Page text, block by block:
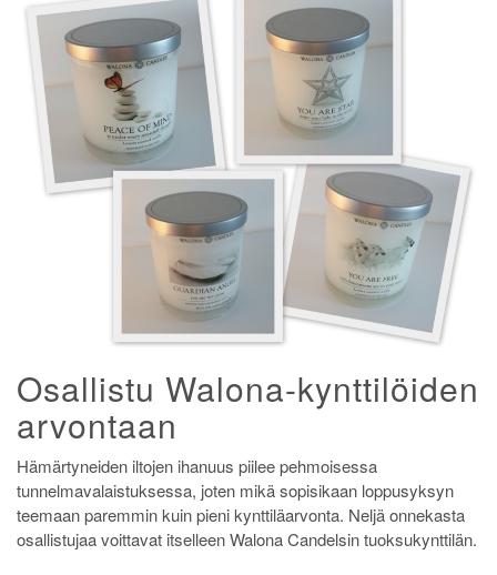
Osallistu Walona-kynttilöiden
arvontaan
Hämärtyneiden iltojen ihanuus piilee pehmoisessa
tunnelmavalaistuksessa, joten mikä sopisikaan loppusyksyn
teemaan paremmin kuin pieni kynttiläarvonta. Neljä onnekasta
osallistujaa voittavat itselleen Walona Candelsin tuoksukynttilän.